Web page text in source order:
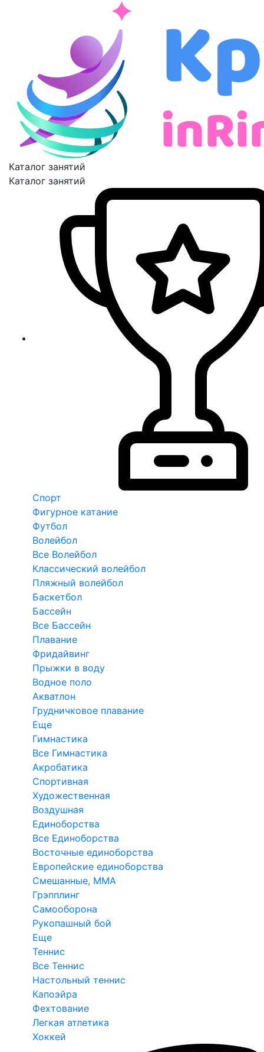
Каталог занятий
Каталог занятий
Спорт
Фигурное катание
Футбол
Волейбол
Все Волейбол
Классический волейбол
Пляжный волейбол
Баскетбол
Бассейн
Все Бассейн
Плавание
Фридайвинг
Прыжки в воду
Водное поло
Акватлон
Грудничковое плавание
Еще
Гимнастика
Все Гимнастика
Акробатика
Спортивная
Художественная
Воздушная
Единоборства
Все Единоборства
Восточные единоборства
Европейские единоборства
Смешанные, ММА
Грэпплинг
Самооборона
Рукопашный бой
Еще
Теннис
Все Теннис
Настольный теннис
Капоэйра
Фехтование
Легкая атлетика
Хоккей